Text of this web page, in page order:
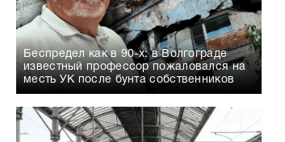
Беспредел как в 90-х: в Волгограде
известный профессор пожаловался на
месть УК после бунта собственников